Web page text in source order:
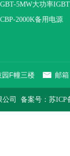
5MW大功率
2000K备用电源
园F幢三楼 邮
公司 备案号：苏ICP